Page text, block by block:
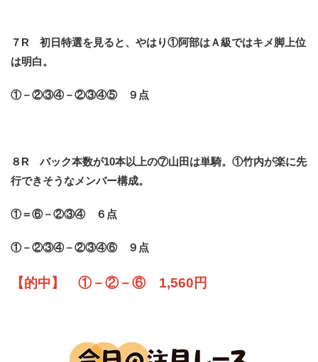
７R 初日特選を見ると、やはり①阿部はＡ級ではキメ脚上位
は明白。
①－②③④－②③④⑤ ９点
８R バック本数が10本以上の⑦山田は単騎。①竹内が楽に先
行できそうなメンバー構成。
①＝⑥－②③④ ６点
①－②③④－②③④⑥ ９点
【的中】 ①－②－⑥ 1,560円